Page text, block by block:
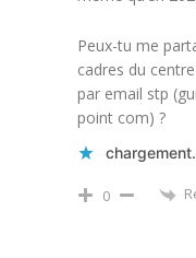
Peux-tu me
cadres du
par email stp
point com) ?
0